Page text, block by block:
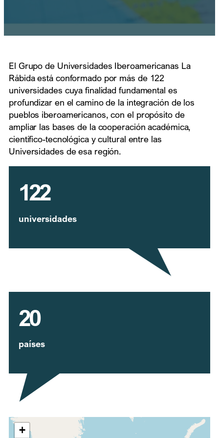
El Grupo de Universidades Iberoamericanas La
Rábida está conformado por más de 122
universidades cuya finalidad fundamental es
profundizar en el camino de la integración de los
pueblos iberoamericanos, con el propósito de
ampliar las bases de la cooperación académica,
científico-tecnológica y cultural entre las
Universidades de esa región.
122
universidades
20
países
+
Expandir mapa